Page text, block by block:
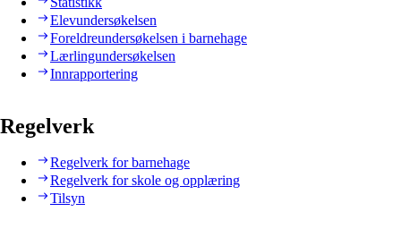
Elevundersøkelsen
Foreldreundersøkelsen i barnehage
Lærlingundersøkelsen
Innrapportering
Regelverk
Regelverk for barnehage
Regelverk for skole og opplæring
Tilsyn